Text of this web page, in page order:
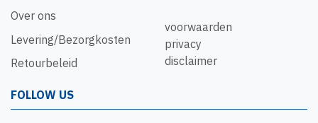
Over ons
Levering/Bezorgkosten
Retourbeleid
voorwaarden
privacy
disclaimer
FOLLOW US